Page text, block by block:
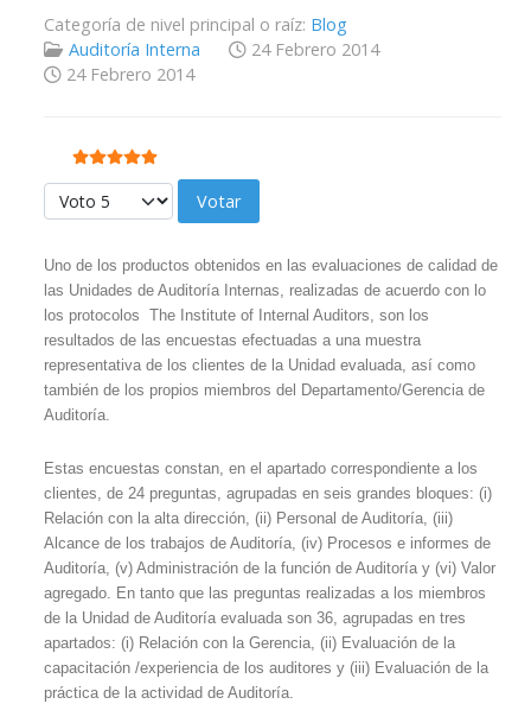
Categoría de nivel principal o raíz: Blog
Auditoría Interna
24 Febrero 2014
24 Febrero 2014
Ratio:5/5
Por favor, vote
Uno de los productos obtenidos en las evaluaciones de calidad de
las Unidades de Auditoría Internas, realizadas de acuerdo con lo
los protocolos The Institute of Internal Auditors, son los
resultados de las encuestas efectuadas a una muestra
representativa de los clientes de la Unidad evaluada, así como
también de los propios miembros del Departamento/Gerencia de
Auditoría.
Estas encuestas constan, en el apartado correspondiente a los
clientes, de 24 preguntas, agrupadas en seis grandes bloques: (i)
Relación con la alta dirección, (ii) Personal de Auditoría, (iii)
Alcance de los trabajos de Auditoría, (iv) Procesos e informes de
Auditoría, (v) Administración de la función de Auditoría y (vi) Valor
agregado. En tanto que las preguntas realizadas a los miembros
de la Unidad de Auditoría evaluada son 36, agrupadas en tres
apartados: (i) Relación con la Gerencia, (ii) Evaluación de la
capacitación /experiencia de los auditores y (iii) Evaluación de la
práctica de la actividad de Auditoría.